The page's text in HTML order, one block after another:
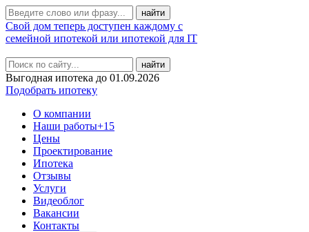
Свой дом теперь доступен каждому с
семейной ипотекой или ипотекой для IT
найти
Выгодная ипотека до 01.09.2026
Подобрать ипотеку
О компании
Наши работы+15
Цены
Проектирование
Ипотека
Отзывы
Услуги
Видеоблог
Вакансии
Контакты